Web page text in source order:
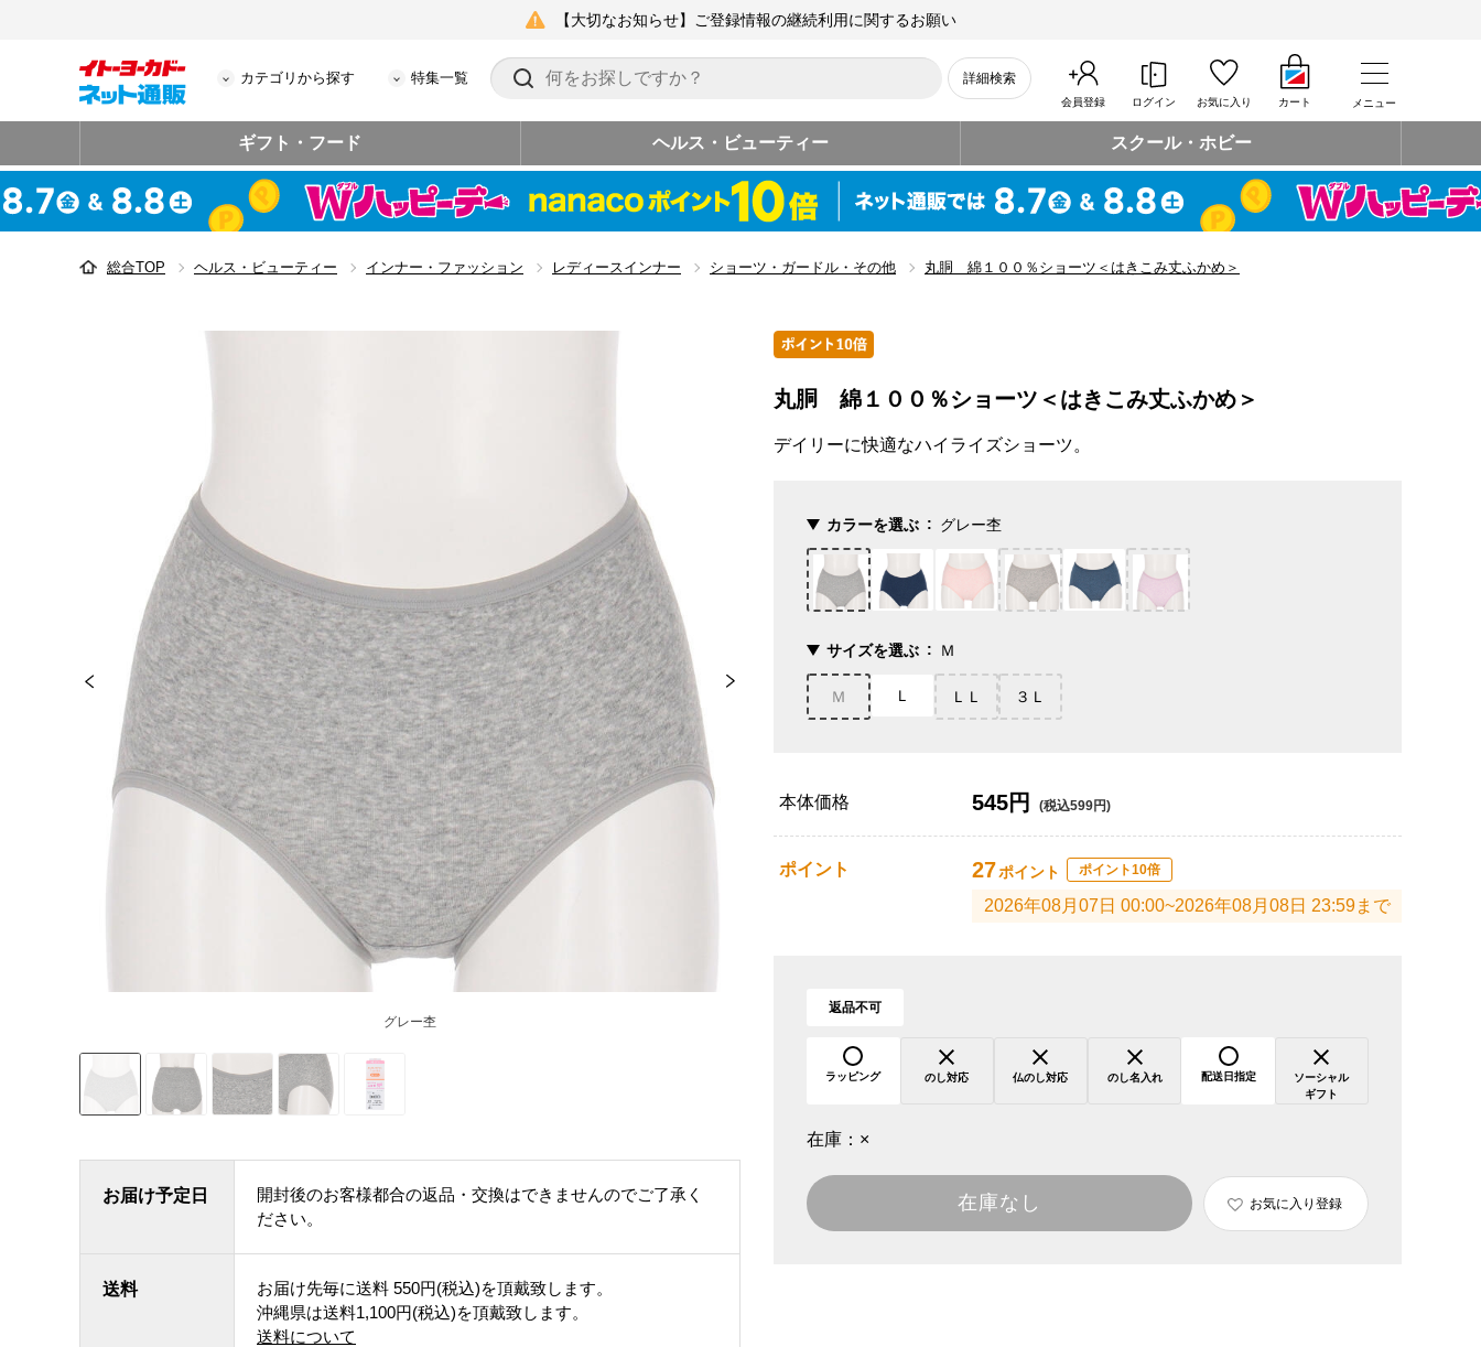
【大切なお知らせ】ご登録情報の継続利用に関するお願い
カテゴリから探す 特集一覧 詳細検索
会員登録 ログイン お気に入り カート メニュー
ギフト・フード ヘルス・ビューティー スクール・ホビー
総合TOP ヘルス・ビューティー インナー・ファッション レディースインナー ショーツ・ガードル・その他 丸胴 綿１００％ショーツ＜はきこみ丈ふかめ＞
グレー杢
お届け予定日
開封後のお客様都合の返品・交換はできませんのでご了承く
ださい。
送料 お届け先毎に送料 550円(税込)を頂戴致します。
沖縄県は送料1,100円(税込)を頂戴致します。
送料について
丸胴 綿１００％ショーツ＜はきこみ丈ふかめ＞
デイリーに快適なハイライズショーツ。
カラーを選ぶ グレー杢
サイズを選ぶ Ｍ
Ｍ Ｌ ＬＬ ３Ｌ
本体価格 545円 (税込599円)
ポイント 27ポイント ポイント10倍
2026年08月07日 00:00~2026年08月08日 23:59まで
返品不可
ラッピング のし対応 仏のし対応 のし名入れ 配送日指定
ソーシャル
ギフト
在庫： ×
在庫なし お気に入り登録